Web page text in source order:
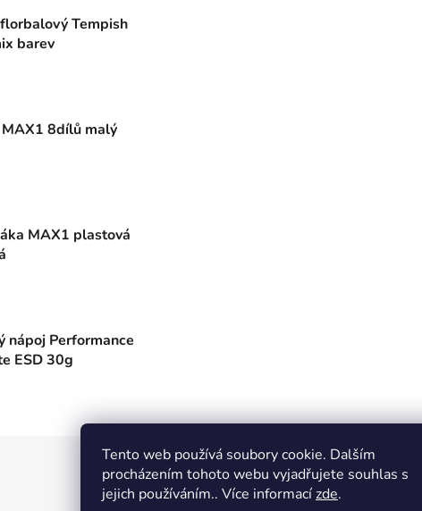
Tento web používá soubory cookie. Dalším
procházením tohoto webu vyjadřujete souhlas s
jejich používáním.. Více informacízde.
Tempish
barev
8dílů malý
MAX1 plastová
nápoj Performance
ESD 30g
MTWorkout Fitness prcek Centrum